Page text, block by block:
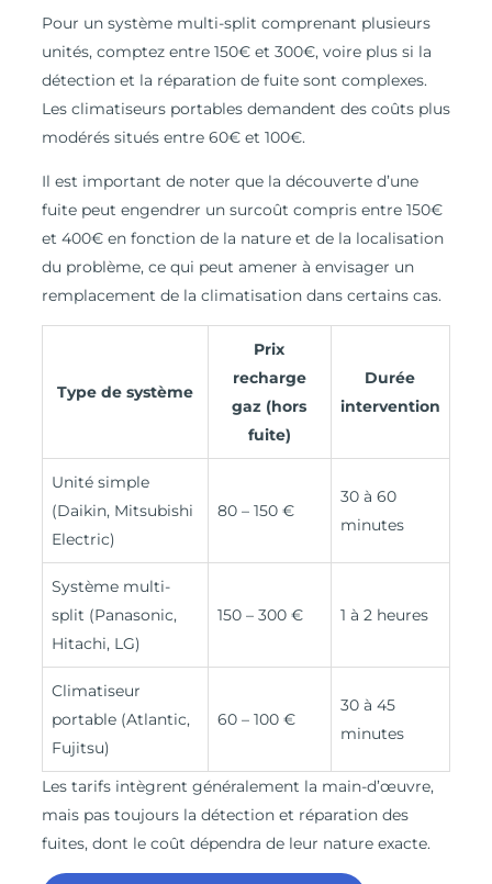
Pour un système multi-split comprenant plusieurs
unités, comptez entre 150€ et 300€, voire plus si la
détection et la réparation de fuite sont complexes.
Les climatiseurs portables demandent des coûts plus
modérés situés entre 60€ et 100€.
Il est important de noter que la découverte d’une
fuite peut engendrer un surcoût compris entre 150€
et 400€ en fonction de la nature et de la localisation
du problème, ce qui peut amener à envisager un
remplacement de la climatisation dans certains cas.
Type de système
Prix
recharge
gaz (hors
fuite)
Durée
intervention
Unité simple
(Daikin, Mitsubishi
Electric)
80 – 150 €
30 à 60
minutes
Système multi-
split (Panasonic,
Hitachi, LG)
150 – 300 € 1 à 2 heures
Climatiseur
portable (Atlantic,
Fujitsu)
60 – 100 €
30 à 45
minutes
Les tarifs intègrent généralement la main-d’œuvre,
mais pas toujours la détection et réparation des
fuites, dont le coût dépendra de leur nature exacte.